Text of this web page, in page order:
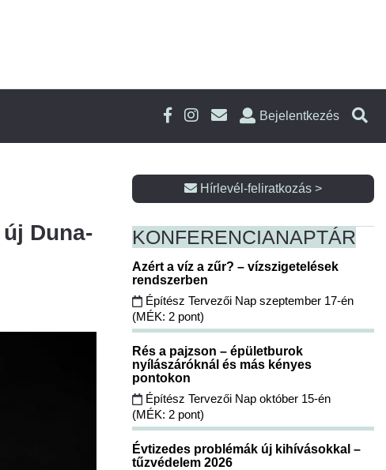
Bejelentkezés
Duna-
Hírlevél-feliratkozás >
KONFERENCIANAPTÁR
Azért a víz a zűr? – vízszigetelések
rendszerben
Építész Tervezői Nap szeptember 17-én
(MÉK: 2 pont)
Rés a pajzson – épületburok
nyílászáróknál és más kényes
pontokon
Építész Tervezői Nap október 15-én
(MÉK: 2 pont)
Évtizedes problémák új kihívásokkal –
tűzvédelem 2026